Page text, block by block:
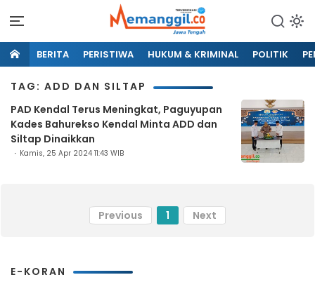
BERITA PERISTIWA HUKUM & KRIMINAL POLITIK
TAG: ADD DAN SILTAP
PAD Kendal Terus Meningkat, Paguyupan
Kades Bahurekso Kendal Minta ADD dan
Siltap Dinaikkan
Kamis, 25 Apr 2024 11:43 WIB
Previous 1 Next
E-KORAN